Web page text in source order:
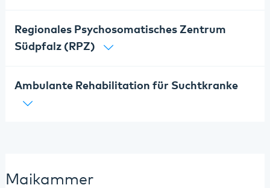
Regionales Psychosomatisches Zentrum
Südpfalz (RPZ)
Ambulante Rehabilitation für Suchtkranke
Maikammer